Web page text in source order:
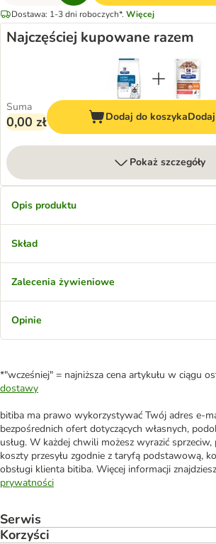
Dostawa: 1-3 dni roboczych*. Więcej
Najczęściej kupowane razem
Suma
0,00 zł Dodaj do koszyka
Pokaż szczegóły
Opis produktu
Skład
Zalecenia żywieniowe
Opinie
*"wcześniej" = najniższa cena artykułu w ciągu
dostawy
bitiba ma prawo wykorzystywać Twój adres e-
bezpośrednich ofert dotyczących własnych,
usług. W każdej chwili możesz wyrazić sprzeciw,
koszty przesyłu zgodnie z taryfą podstawową,
obsługi klienta bitiba. Więcej informacji
prywatności
Serwis
Korzyści